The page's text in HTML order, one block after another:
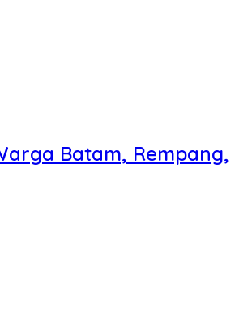
Batam, Rempang,